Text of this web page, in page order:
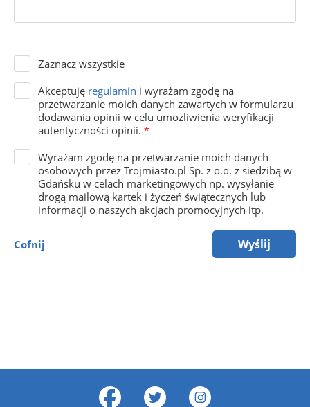
Zaznacz wszystkie
Akceptuję regulamin i wyrażam zgodę na
przetwarzanie moich danych zawartych w formularzu
dodawania opinii w celu umożliwienia weryfikacji
autentyczności opinii. *
Wyrażam zgodę na przetwarzanie moich danych
osobowych przez Trojmiasto.pl Sp. z o.o. z siedzibą w
Gdańsku w celach marketingowych np. wysyłanie
drogą mailową kartek i życzeń świątecznych lub
informacji o naszych akcjach promocyjnych itp.
Cofnij Wyślij